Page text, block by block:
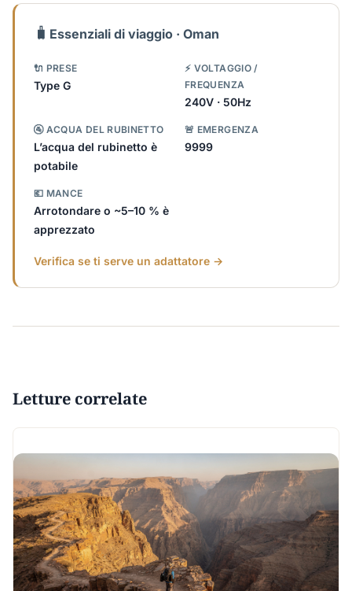
🧳 Essenziali di viaggio · Oman
🔌 PRESE
Type G
⚡ VOLTAGGIO /
FREQUENZA
240V · 50Hz
🚰 ACQUA DEL RUBINETTO
L’acqua del rubinetto è
potabile
🚨 EMERGENZA
9999
💶 MANCE
Arrotondare o ~5–10 % è
apprezzato
Verifica se ti serve un adattatore →
Letture correlate